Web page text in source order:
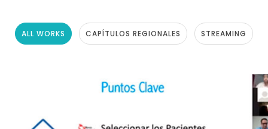
ALL WORKS CAPÍTULOS REGIONALES STREAMING